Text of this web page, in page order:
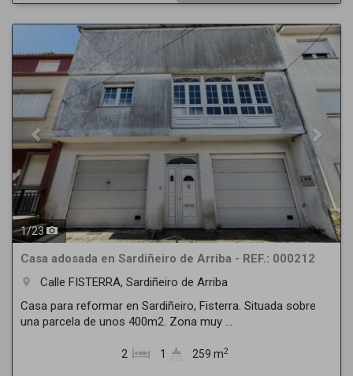
Previous Next
1/23
Casa adosada en Sardiñeiro de Arriba - REF.: 000212
room
Calle FISTERRA, Sardiñeiro de Arriba
Casa para reformar en Sardiñeiro, Fisterra. Situada sobre
una parcela de unos 400m2. Zona muy ...
2 1 259 m2